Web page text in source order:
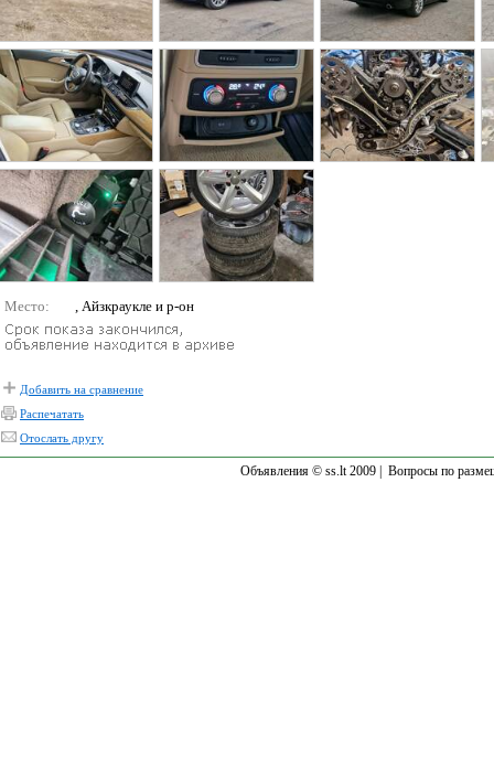
Место: , Айзкраукле и р-он
Добавить на сравнение
Распечатать
Отослать другу
Объявления © ss.lt 2009 | Вопросы по